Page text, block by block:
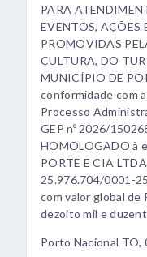
PARA
EVENTOS, AÇÕES
PROMOVIDAS
CULTURA, DO
MUNICÍPIO DE
conformidade com
Processo
GEP nº 2026/
HOMOLOGADO à
PORTE E CIA
25.976.704/0001-
com valor global de
dezoito mil e
Porto Nacional TO,